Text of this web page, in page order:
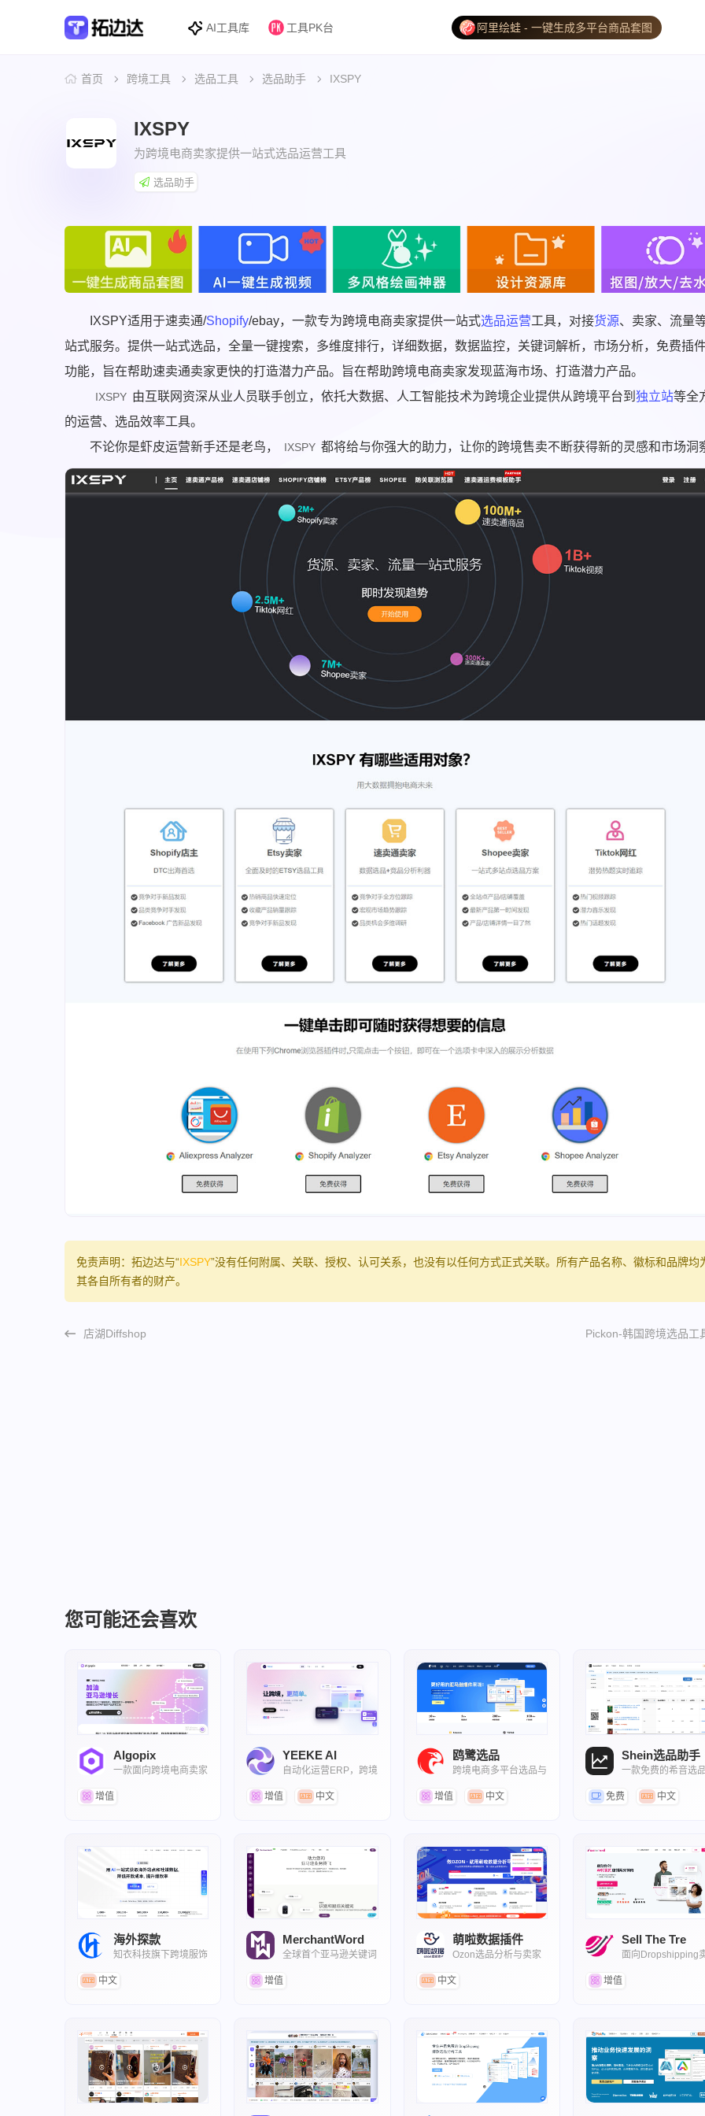
AI工具库 工具PK台 阿里绘蛙 - 一键生成多平台商品套图
首页 跨境工具 选品工具 选品助手 IXSPY
IXSPY
为跨境电商卖家提供一站式选品运营工具
选品助手
IXSPY适用于速卖通/Shopify/ebay，一款专为跨境电商卖家提供一站式选品运营工具，对接货源、卖家、流量
站式服务。提供一站式选品，全量一键搜索，多维度排行，详细数据，数据监控，关键词解析，市场分析，免费插
功能，旨在帮助速卖通卖家更快的打造潜力产品。旨在帮助跨境电商卖家发现蓝海市场、打造潜力产品。
IXSPY 由互联网资深从业人员联手创立，依托大数据、人工智能技术为跨境企业提供从跨境平台到 独立站等全
的运营、选品效率工具。
不论你是虾皮运营新手还是老鸟，
IXSPY 都将给与你强大的助力，让你的跨境售卖不断获得新的灵感和市场洞
免责声明：拓边达与“IXSPY”没有任何附属、关联、授权、认可关系，也没有以任何方式正式关联。所有产品名称、徽标和品牌均
其各自所有者的财产。
店湖Diffshop Pickon-韩国跨境选品工
您可能还会喜欢
Algopix
一款面向跨境电商卖家
增值
YEEKE AI
自动化运营ERP，跨境
增值
中文
鸥鹭选品
跨境电商多平台选品与
增值
中文
Shein选品助手
一款免费的希音选
免费
中文
海外探款
知衣科技旗下跨境服饰
中文
MerchantWord
全球首个亚马逊关键词
增值
萌啦数据插件
Ozon选品分析与卖家
中文
Sell The Tre
面向Dropshipping
增值